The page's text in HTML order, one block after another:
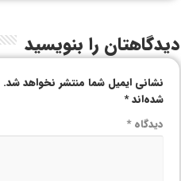
دیدگاهتان را بنویسید
نشانی ایمیل شما منتشر نخواهد شد.
شده‌اند*
دیدگاه*